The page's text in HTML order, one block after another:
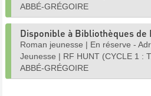
ABBÉ-GRÉGOIRE
Disponible à Bibliothèques
Roman jeunesse | En réserve -
Jeunesse | RF HUNT (CYCLE 1 :
ABBÉ-GRÉGOIRE